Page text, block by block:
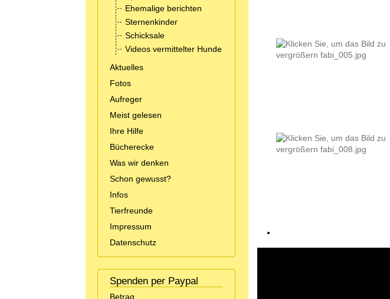
Ehemalige berichten
Sternenkinder
Schicksale
Videos vermittelter Hunde
Aktuelles
Fotos
Aufreger
Meist gelesen
Ihre Hilfe
Bücherecke
Was wir denken
Schon gewusst?
Infos
Tierfreunde
Impressum
Datenschutz
Spenden per Paypal
Betrag